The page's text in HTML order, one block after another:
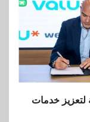
لتعزيز خدمات